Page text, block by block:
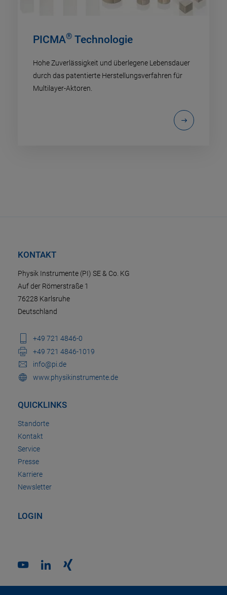
PICMA® Technologie
Hohe Zuverlässigkeit und überlegene Lebensdauer
durch das patentierte Herstellungsverfahren für
Multilayer-Aktoren.
KONTAKT
Physik Instrumente (PI) SE & Co. KG
Auf der Römerstraße 1
76228 Karlsruhe
Deutschland
+49 721 4846-0
+49 721 4846-1019
info@pi.de
www.physikinstrumente.de
QUICKLINKS
Standorte
Kontakt
Service
Presse
Karriere
Newsletter
LOGIN